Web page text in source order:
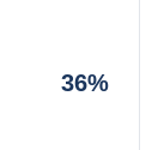
36%